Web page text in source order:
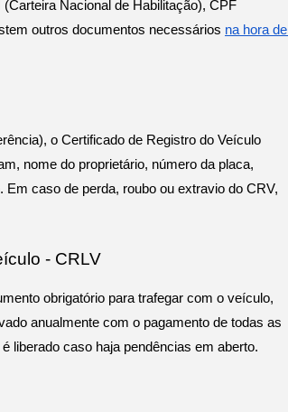
Nacional de Habilitação), CPF
outros documentos necessários na hora de
o Certificado de Registro do Veículo
nome do proprietário, número da placa,
caso de perda, roubo ou extravio do CRV,
- CRLV
obrigatório para trafegar com o veículo,
anualmente com o pagamento de todas as
liberado caso haja pendências em aberto.